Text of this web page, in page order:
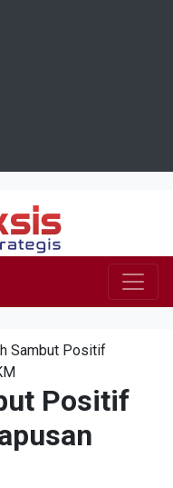
Sambut Positif
Positif